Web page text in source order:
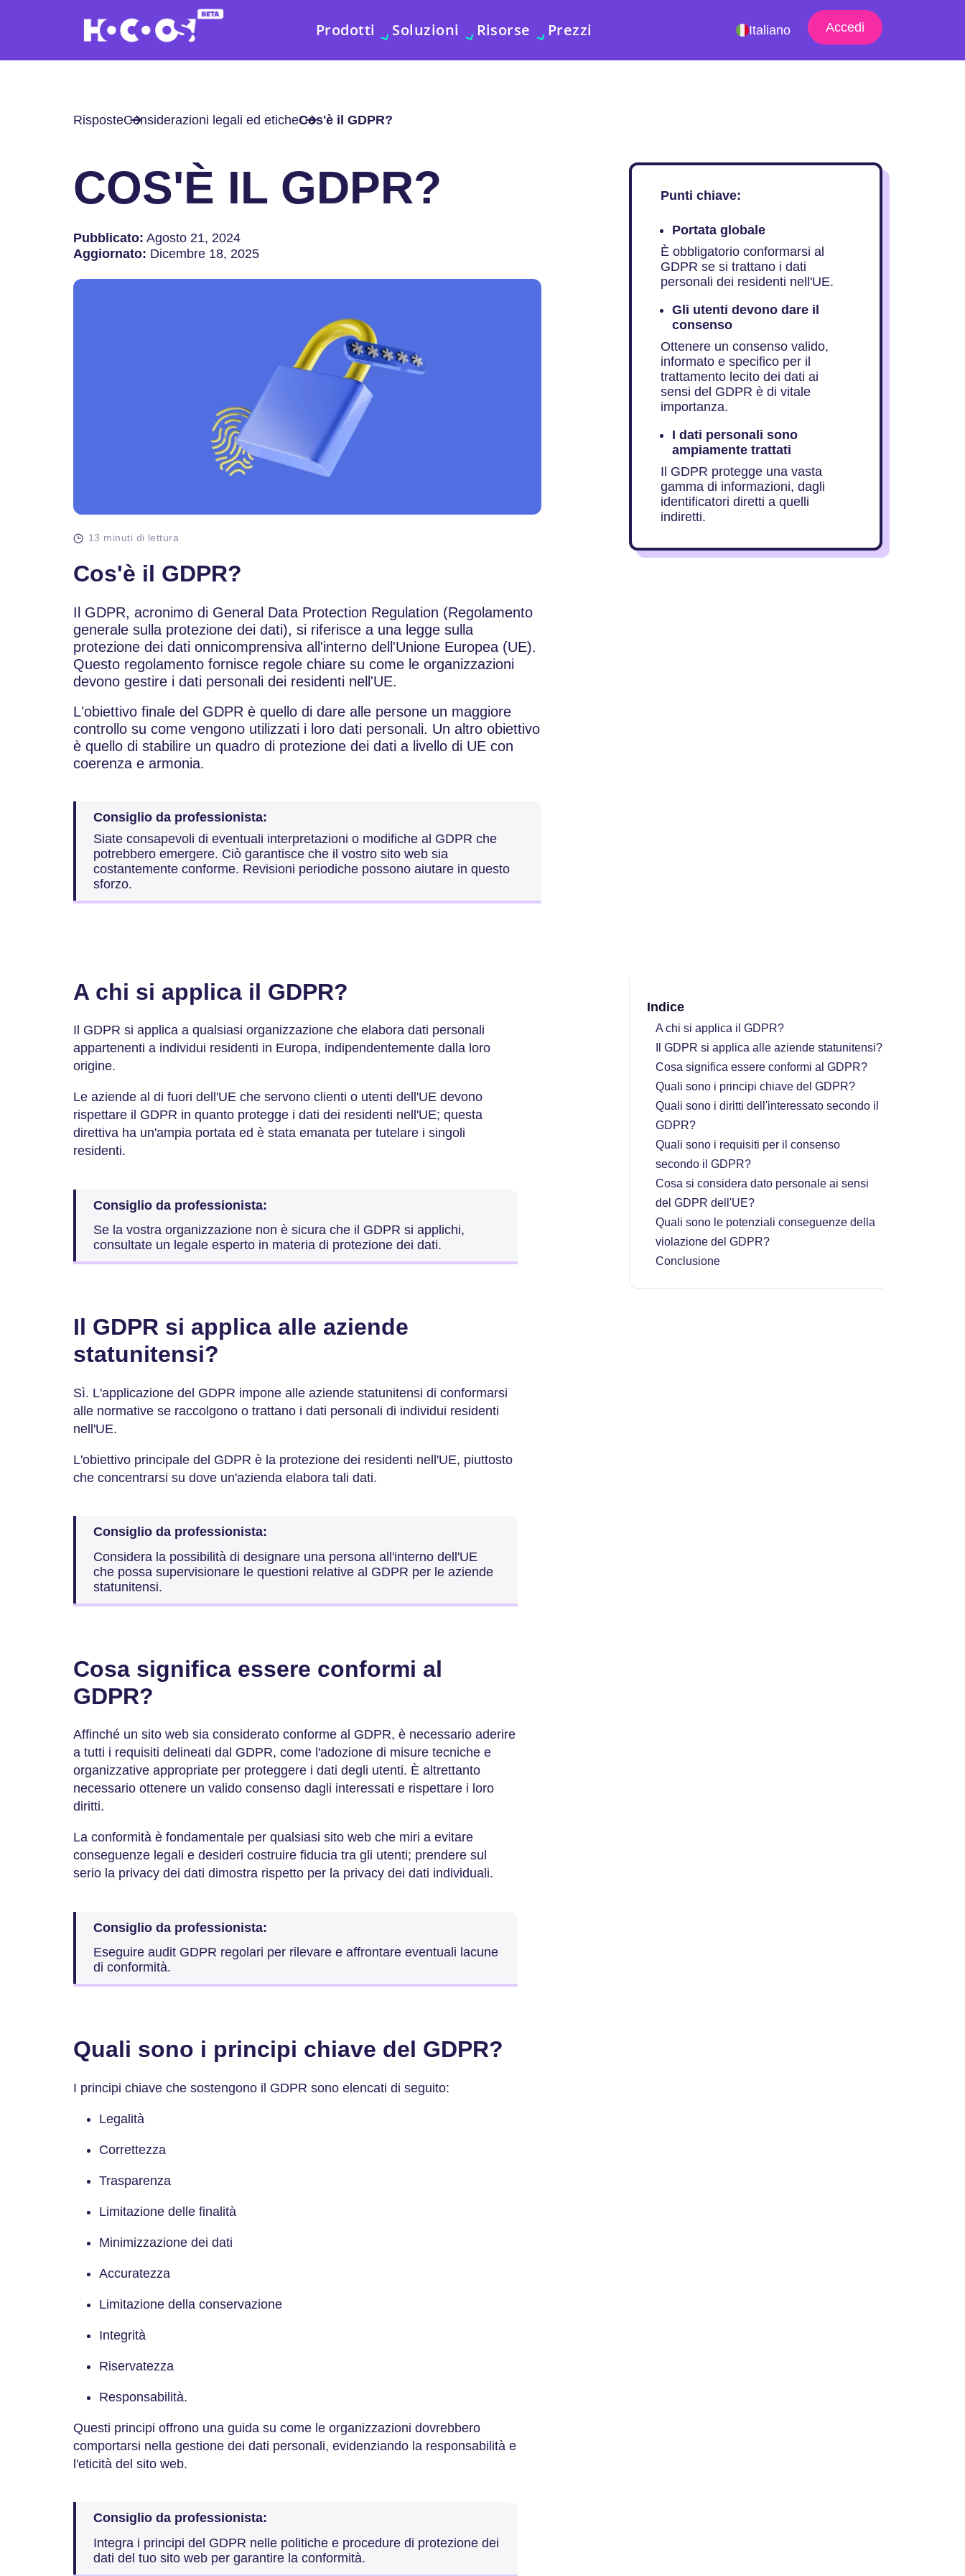
Prodotti Soluzioni Risorse Prezzi Italiano Accedi
RisposteConsiderazioni legali ed eticheCos'è il GDPR?
COS'È IL GDPR?
Pubblicato: Agosto 21, 2024
Aggiornato: Dicembre 18, 2025
13 minuti di lettura
Cos'è il GDPR?
Il GDPR, acronimo di General Data Protection Regulation (Regolamento
generale sulla protezione dei dati), si riferisce a una legge sulla
protezione dei dati onnicomprensiva all'interno dell'Unione Europea (UE).
Questo regolamento fornisce regole chiare su come le organizzazioni
devono gestire i dati personali dei residenti nell'UE.
L'obiettivo finale del GDPR è quello di dare alle persone un maggiore
controllo su come vengono utilizzati i loro dati personali. Un altro obiettivo
è quello di stabilire un quadro di protezione dei dati a livello di UE con
coerenza e armonia.
Consiglio da professionista:
Siate consapevoli di eventuali interpretazioni o modifiche al GDPR che
potrebbero emergere. Ciò garantisce che il vostro sito web sia
costantemente conforme. Revisioni periodiche possono aiutare in questo
sforzo.
Punti chiave:
Portata globale
È obbligatorio conformarsi al
GDPR se si trattano i dati
personali dei residenti nell'UE.
Gli utenti devono dare il
consenso
Ottenere un consenso valido,
informato e specifico per il
trattamento lecito dei dati ai
sensi del GDPR è di vitale
importanza.
I dati personali sono
ampiamente trattati
Il GDPR protegge una vasta
gamma di informazioni, dagli
identificatori diretti a quelli
indiretti.
A chi si applica il GDPR?
Il GDPR si applica a qualsiasi organizzazione che elabora dati personali
appartenenti a individui residenti in Europa, indipendentemente dalla loro
origine.
Le aziende al di fuori dell'UE che servono clienti o utenti dell'UE devono
rispettare il GDPR in quanto protegge i dati dei residenti nell'UE; questa
direttiva ha un'ampia portata ed è stata emanata per tutelare i singoli
residenti.
Consiglio da professionista:
Se la vostra organizzazione non è sicura che il GDPR si applichi,
consultate un legale esperto in materia di protezione dei dati.
Il GDPR si applica alle aziende
statunitensi?
Sì. L'applicazione del GDPR impone alle aziende statunitensi di conformarsi
alle normative se raccolgono o trattano i dati personali di individui residenti
nell'UE.
L'obiettivo principale del GDPR è la protezione dei residenti nell'UE, piuttosto
che concentrarsi su dove un'azienda elabora tali dati.
Consiglio da professionista:
Considera la possibilità di designare una persona all'interno dell'UE
che possa supervisionare le questioni relative al GDPR per le aziende
statunitensi.
Cosa significa essere conformi al
GDPR?
Affinché un sito web sia considerato conforme al GDPR, è necessario aderire
a tutti i requisiti delineati dal GDPR, come l'adozione di misure tecniche e
organizzative appropriate per proteggere i dati degli utenti. È altrettanto
necessario ottenere un valido consenso dagli interessati e rispettare i loro
diritti.
La conformità è fondamentale per qualsiasi sito web che miri a evitare
conseguenze legali e desideri costruire fiducia tra gli utenti; prendere sul
serio la privacy dei dati dimostra rispetto per la privacy dei dati individuali.
Consiglio da professionista:
Eseguire audit GDPR regolari per rilevare e affrontare eventuali lacune
di conformità.
Quali sono i principi chiave del GDPR?
I principi chiave che sostengono il GDPR sono elencati di seguito:
Legalità
Correttezza
Trasparenza
Limitazione delle finalità
Minimizzazione dei dati
Accuratezza
Limitazione della conservazione
Integrità
Riservatezza
Responsabilità.
Questi principi offrono una guida su come le organizzazioni dovrebbero
comportarsi nella gestione dei dati personali, evidenziando la responsabilità e
l'eticità del sito web.
Consiglio da professionista:
Integra i principi del GDPR nelle politiche e procedure di protezione dei
dati del tuo sito web per garantire la conformità.
Indice
A chi si applica il GDPR?
Il GDPR si applica alle aziende statunitensi?
Cosa significa essere conformi al GDPR?
Quali sono i principi chiave del GDPR?
Quali sono i diritti dell'interessato secondo il
GDPR?
Quali sono i requisiti per il consenso
secondo il GDPR?
Cosa si considera dato personale ai sensi
del GDPR dell'UE?
Quali sono le potenziali conseguenze della
violazione del GDPR?
Conclusione